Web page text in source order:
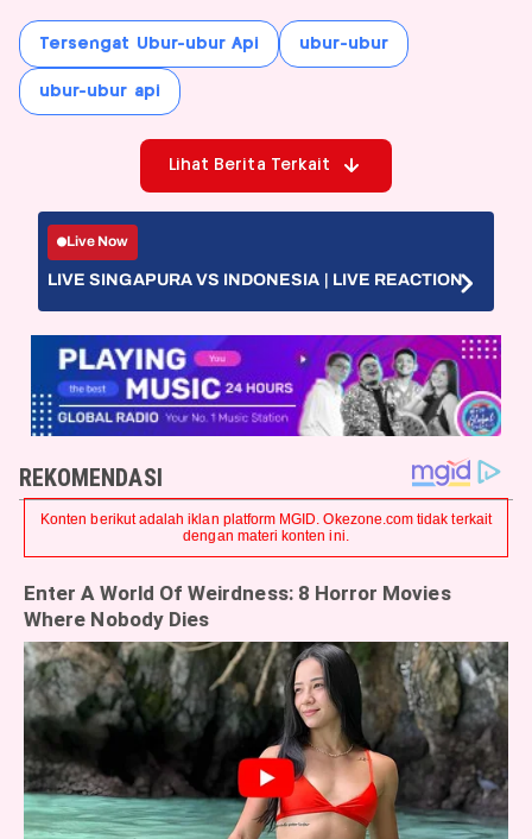
Tersengat Ubur-ubur Api ubur-ubur
ubur-ubur api
Lihat Berita Terkait
Live Now
LIVE SINGAPURA VS INDONESIA | LIVE REACTION